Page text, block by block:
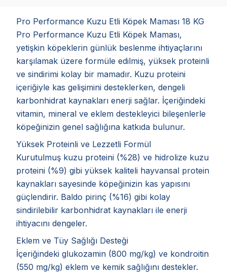
Pro Performance Kuzu Etli Köpek Maması 18 KG
Pro Performance Kuzu Etli Köpek Maması,
yetişkin köpeklerin günlük beslenme ihtiyaçlarını
karşılamak üzere formüle edilmiş, yüksek proteinli
ve sindirimi kolay bir mamadır. Kuzu proteini
içeriğiyle kas gelişimini desteklerken, dengeli
karbonhidrat kaynakları enerji sağlar. İçeriğindeki
vitamin, mineral ve eklem destekleyici bileşenlerle
köpeğinizin genel sağlığına katkıda bulunur.
Yüksek Proteinli ve Lezzetli Formül
Kurutulmuş kuzu proteini (%28) ve hidrolize kuzu
proteini (%9) gibi yüksek kaliteli hayvansal protein
kaynakları sayesinde köpeğinizin kas yapısını
güçlendirir. Baldo pirinç (%16) gibi kolay
sindirilebilir karbonhidrat kaynakları ile enerji
ihtiyacını dengeler.
Eklem ve Tüy Sağlığı Desteği
İçeriğindeki glukozamin (800 mg/kg) ve kondroitin
(550 mg/kg) eklem ve kemik sağlığını destekler.